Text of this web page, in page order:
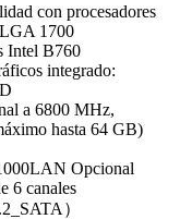
con procesadores
1700
Intel B760
integrado:
a 6800 MHz,
hasta 64 GB)
Opcional
6 canales
）